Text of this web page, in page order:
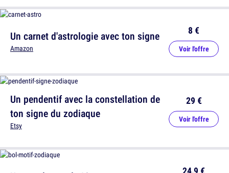
Un carnet d'astrologie avec ton signe
Amazon
8 €
Voir l'offre
24,9 €
Un pendentif avec la constellation de
ton signe du zodiaque
Etsy
29 €
Voir l'offre